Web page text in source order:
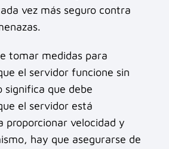
vez más seguro contra
tomar medidas para
el servidor funcione sin
significa que debe
el servidor está
proporcionar velocidad y
hay que asegurarse de